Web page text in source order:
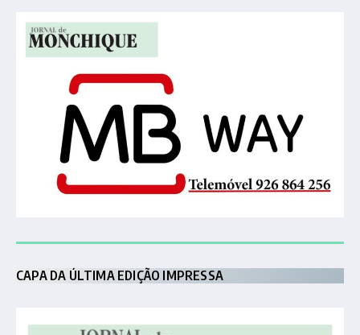
CAPA DA ÚLTIMA EDIÇÃO IMPRESSA